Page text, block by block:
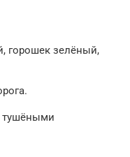
горошек зелёный,
тушёными